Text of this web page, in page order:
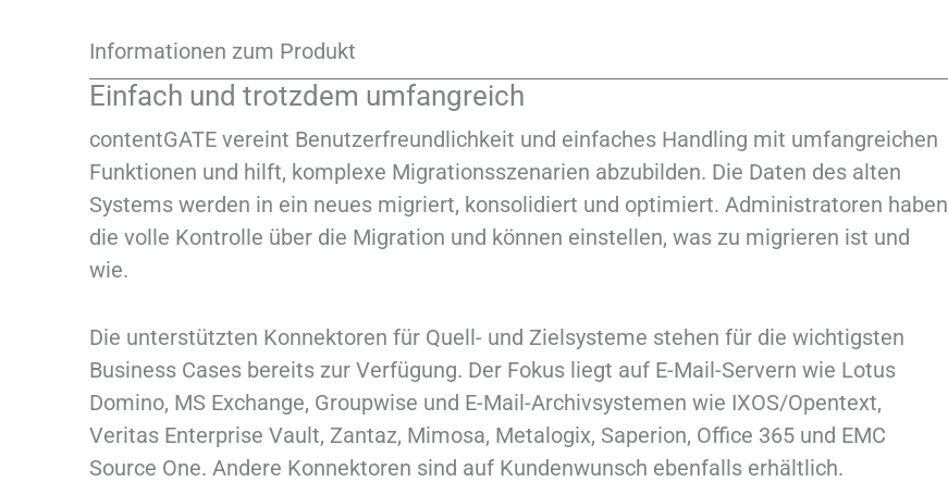
Informationen zum Produkt
Einfach und trotzdem umfangreich
contentGATE vereint Benutzerfreundlichkeit und einfaches Handling mit umfangreichen
Funktionen und hilft, komplexe Migrationsszenarien abzubilden. Die Daten des alten
Systems werden in ein neues migriert, konsolidiert und optimiert. Administratoren haben
die volle Kontrolle über die Migration und können einstellen, was zu migrieren ist und
wie.
Die unterstützten Konnektoren für Quell- und Zielsysteme stehen für die wichtigsten
Business Cases bereits zur Verfügung. Der Fokus liegt auf E-Mail-Servern wie Lotus
Domino, MS Exchange, Groupwise und E-Mail-Archivsystemen wie IXOS/Opentext,
Veritas Enterprise Vault, Zantaz, Mimosa, Metalogix, Saperion, Office 365 und EMC
Source One. Andere Konnektoren sind auf Kundenwunsch ebenfalls erhältlich.